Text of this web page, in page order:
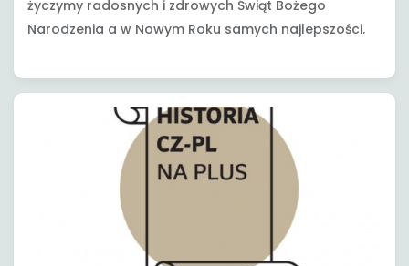
życzymy radosnych i zdrowych Świąt Bożego
Narodzenia a w Nowym Roku samych najlepszości.